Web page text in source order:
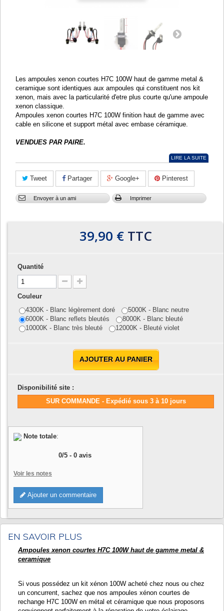
Les ampoules xenon courtes H7C 100W haut de gamme metal &
ceramique sont identiques aux ampoules qui constituent nos kit
xenon, mais avec la particularité d'etre plus courte qu'une ampoule
xenon classique.
Ampoules xenon courtes H7C 100W finition haut de gamme avec
cable en silicone et support métal avec embase céramique.
VENDUES PAR PAIRE.
LIRE LA SUITE
Tweet Partager Google+ Pinterest
Envoyer à un ami Imprimer
39,90 € TTC
Quantité
Couleur
4300K - Blanc légèrement doré
5000K - Blanc neutre
6000K - Blanc reflets bleutés
8000K - Blanc bleuté
10000K - Blanc très bleuté
12000K - Bleuté violet
AJOUTER AU PANIER
Disponibilité site :
SUR COMMANDE - Expédié sous 3 à 10 jours
Note totale:
0/5 - 0 avis
Voir les notes
Ajouter un commentaire
EN SAVOIR PLUS
Ampoules xenon courtes H7C 100W haut de gamme metal &
ceramique
Si vous possédez un kit xénon 100W acheté chez nous ou chez
un concurrent, sachez que nos ampoules xénon courtes de
rechange H7C 100W en métal et céramique que nous proposons